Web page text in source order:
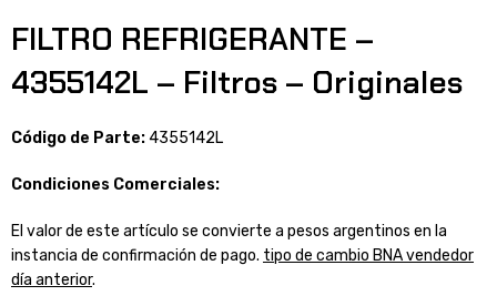
FILTRO REFRIGERANTE –
4355142L – Filtros – Originales
Código de Parte:4355142L
Condiciones Comerciales:
El valor de este artículo se convierte a pesos argentinos en la
instancia de confirmación de pago. tipo de cambio BNA vendedor
día anterior.